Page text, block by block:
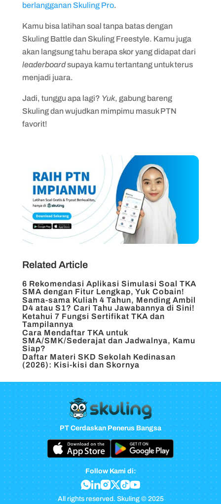
berlangganan Skuling Pro.
Kamu bisa latihan soal tanpa batas dengan
Skuling Battle dan Skuling Freestyle. Kamu juga
akan langsung tahu berapa skor yang didapat dari
leaderboardsupaya kamu tertantang untuk terus
menjadi juara.
Jadi, tunggu apa lagi? Yuk, gabung bareng
Skuling dan wujudkan mimpimu masuk PTN
favorit!
Related Article
6 Rekomendasi Aplikasi Simulasi Soal TKA
SMA dengan Fitur Lengkap, Yuk Cobain!
Sama-sama Kuliah 4 Tahun, Mending Ambil
D4 atau S1? Cari Tahu Jawabannya di Sini!
Ketahui 7 Fungsi Sertifikat TKA dan
Tampilannya
Cara Mendaftar TKA untuk
SMA/SMK/Sederajat dan Jadwalnya, Kamu
Siap?
Daftar Materi SKD Sekolah Kedinasan
(2026): Kisi-kisi dan Skornya
PT Cerdaskan Penerus Bangsa
Follow Kami di:
All rights reserved. Skuling © 2025